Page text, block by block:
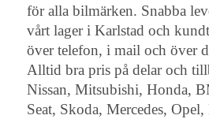
för alla bilmärken. Snabba
vårt lager i Karlstad och
över telefon, i mail och över
Alltid bra pris på delar och
Nissan, Mitsubishi, Honda,
Seat, Skoda, Mercedes, Opel,